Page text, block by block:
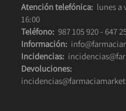
Atención telefónica: lunes a
16:00
Teléfono: 987 105 920- 647
Información:
Incidencias:
Devoluciones: